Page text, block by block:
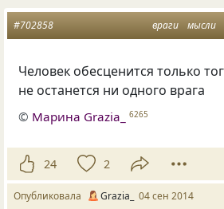
враги мысли
#702858
Человек обесценится только
не останется ни одного врага
© Марина Grazia_ 6265
24 2
Опубликовала Grazia_ 04 сен 2014